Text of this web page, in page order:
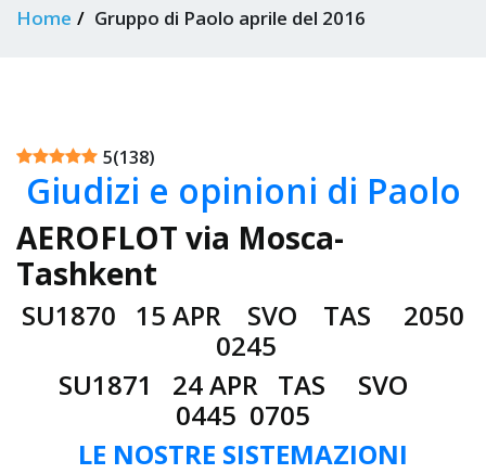
Home Gruppo di Paolo aprile del 2016
5(138)
Giudizi e opinioni di Paolo
AEROFLOT via Mosca-
Tashkent
SU1870 15 APR SVO TAS 2050
0245
SU1871 24 APR TAS SVO
0445 0705
LE NOSTRE SISTEMAZIONI